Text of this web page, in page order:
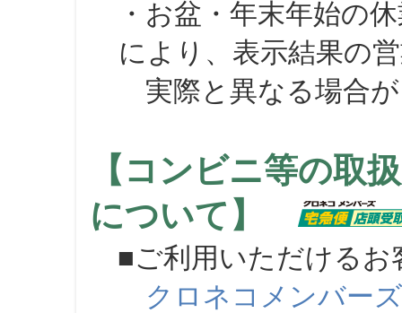
・お盆・年末年始の
により、表示結果の
実際と異なる場合が
【コンビニ等の取
について】
■ご利用いただけるお
クロネコメンバーズ